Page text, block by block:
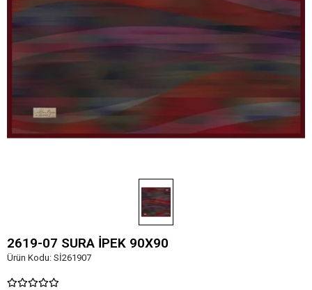
2619-07 SURA İPEK 90X90
Ürün Kodu: Sİ261907